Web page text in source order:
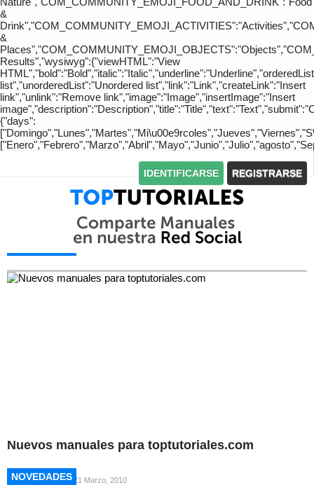
&
&
Results","wysiwyg":{"viewHTML":"View
list","unorderedList":"Unordered list","link":"Link","createLink":"Insert
link","unlink":"Remove link","image":"Image","insertImage":"Insert
{"days":
IDENTIFICARSE REGISTRARSE
Nuevos manuales para toptutoriales.com
NOVEDADES 21 Marzo, 2010
NOVEDADES
NOVEDADES